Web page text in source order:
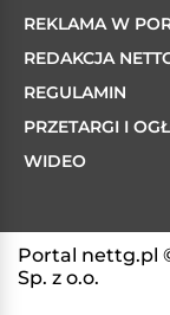
REKLAMA W
REDAKCJA
REGULAMIN
PRZETARGI I
WIDEO
Portal nettg.pl
Sp. z o.o.